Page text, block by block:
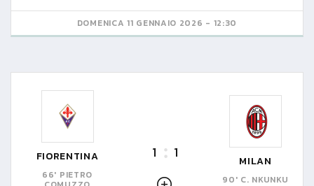
DOMENICA 11 GENNAIO 2026 - 12:30
FIORENTINA
66' PIETRO
1 1 MILAN
90' C. NKUNKU